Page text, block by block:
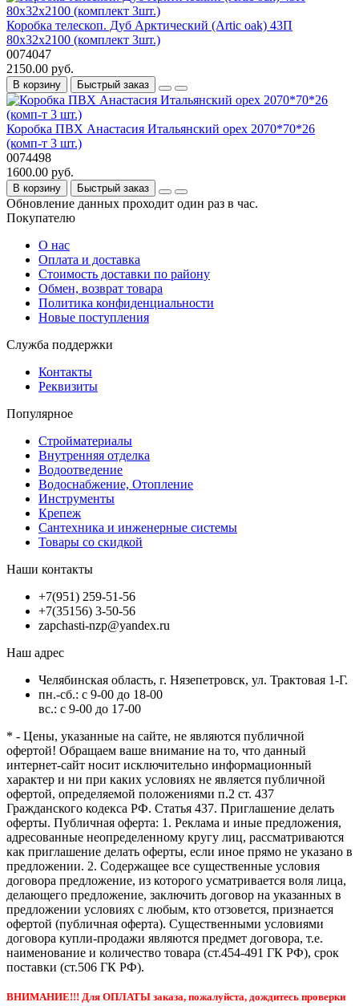
Коробка телескоп. Дуб Арктический (Artic oak) 43П
80x32x2100 (комплект 3шт.)
0074047
2150.00 руб.
В корзину Быстрый заказ
Коробка ПВХ Анастасия Итальянский орех 2070*70*26
(комп-т 3 шт.)
0074498
1600.00 руб.
В корзину Быстрый заказ
Обновление данных проходит один раз в час.
Покупателю
О нас
Оплата и доставка
Стоимость доставки по району
Обмен, возврат товара
Политика конфиденциальности
Новые поступления
Служба поддержки
Контакты
Реквизиты
Популярное
Стройматериалы
Внутренняя отделка
Водоотведение
Водоснабжение, Отопление
Инструменты
Крепеж
Сантехника и инженерные системы
Товары со скидкой
Наши контакты
+7(951) 259-51-56
+7(35156) 3-50-56
zapchasti-nzp@yandex.ru
Наш адрес
Челябинская область, г. Нязепетровск, ул. Трактовая 1-Г.
пн.-сб.: с 9-00 до 18-00
вс.: с 9-00 до 17-00
* - Цены, указанные на сайте, не являются публичной
офертой! Обращаем ваше внимание на то, что данный
интернет-сайт носит исключительно информационный
характер и ни при каких условиях не является публичной
офертой, определяемой положениями п.2 ст. 437
Гражданского кодекса РФ. Статья 437. Приглашение делать
оферты. Публичная оферта: 1. Реклама и иные предложения,
адресованные неопределенному кругу лиц, рассматриваются
как приглашение делать оферты, если иное прямо не указано в
предложении. 2. Содержащее все существенные условия
договора предложение, из которого усматривается воля лица,
делающего предложение, заключить договор на указанных в
предложении условиях с любым, кто отзовется, признается
офертой (публичная оферта). Существенными условиями
договора купли-продажи являются предмет договора, т.е.
наименование и количество товара (ст.454-491 ГК РФ), срок
поставки (ст.506 ГК РФ).
ВНИМАНИЕ!!! Для ОПЛАТЫ заказа, пожалуйста, дождитесь проверки